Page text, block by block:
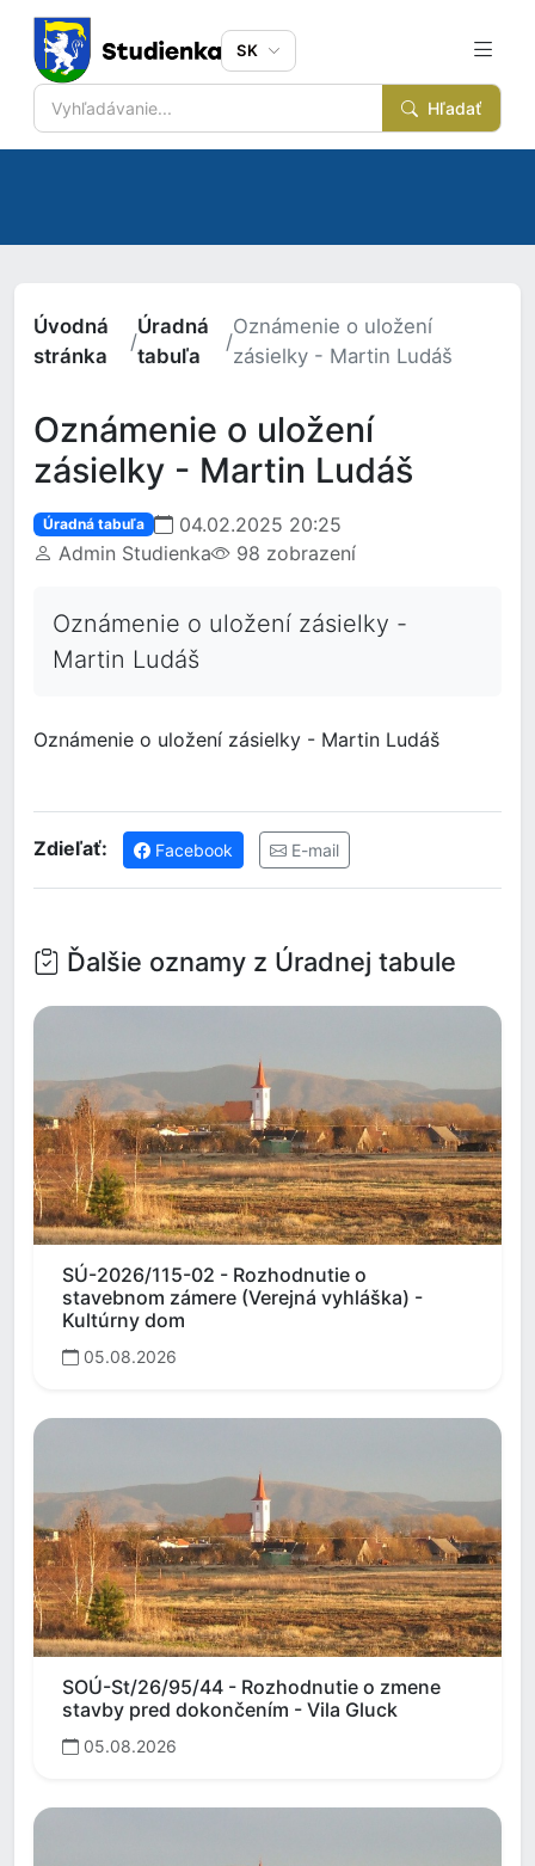
Hľadať
SK
Úvodná
stránka
/
Úradná
tabuľa
/
Oznámenie o uložení
zásielky - Martin Ludáš
Oznámenie o uložení
zásielky - Martin Ludáš
Úradná tabuľa
04.02.2025 20:25
Admin Studienka
98 zobrazení
Oznámenie o uložení zásielky -
Martin Ludáš
Oznámenie o uložení zásielky - Martin Ludáš
Zdieľať: Facebook E-mail
Ďalšie oznamy z Úradnej tabule
SÚ-2026/115-02 - Rozhodnutie o
stavebnom zámere (Verejná vyhláška) -
Kultúrny dom
05.08.2026
SOÚ-St/26/95/44 - Rozhodnutie o zmene
stavby pred dokončením - Vila Gluck
05.08.2026